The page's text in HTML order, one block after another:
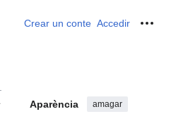
Crear un conte Accedir
Aparència amagar